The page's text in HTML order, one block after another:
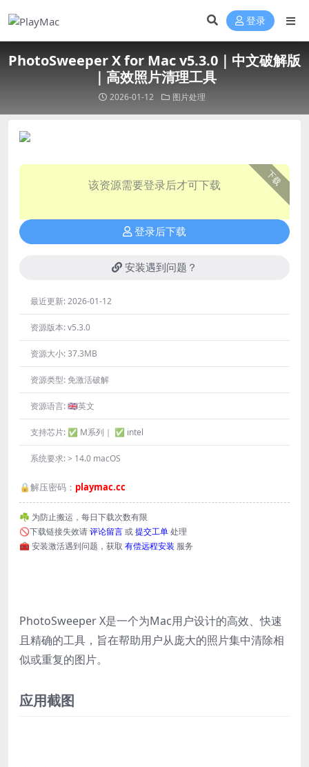
登录
PhotoSweeper X for Mac v5.3.0｜中文破解版
｜高效照片清理工具
2026-01-12 图片处理
下载
该资源需要登录后才可下载
登录后下载
安装遇到问题？
最近更新:2026-01-12
资源版本:v5.3.0
资源大小:37.3MB
资源类型:免激活破解
资源语言:🇬🇧英文
支持芯片: ✅ M系列｜ ✅ intel
系统要求:> 14.0 macOS
🔒解压密码： playmac.cc
☘️ 为防止搬运，每日下载次数有限
🚫下载链接失效请评论留言或提交工单处理
🧰 安装激活遇到问题，获取 有偿远程安装 服务
PhotoSweeper X是一个为Mac用户设计的高效、快速
且精确的工具，旨在帮助用户从庞大的照片集中清除相
似或重复的图片。
应用截图